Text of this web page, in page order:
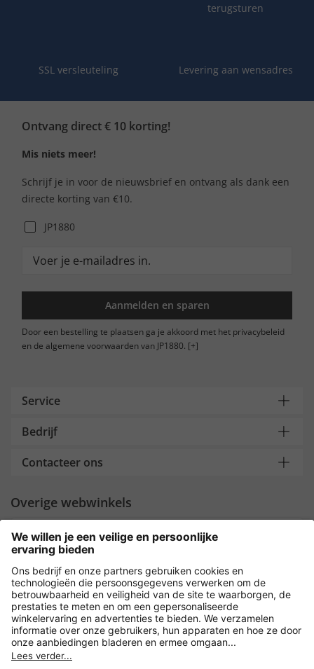
terugsturen
SSL versleuteling Levering aan wensadres
Ontvang direct € 10 korting!
Mis niets meer!
Schrijf je in voor de nieuwsbrief en ontvang als dank een
directe korting van €10.
JP1880
Aanmelden en sparen
Door een bestelling te plaatsen ga je akkoord met het privacybeleid
en de algemene voorwaarden van JP1880. [+]
Service
Bedrijf
Contacteer ons
Overige webwinkels
Nederland
Payment and Delivery
Versleuteling met